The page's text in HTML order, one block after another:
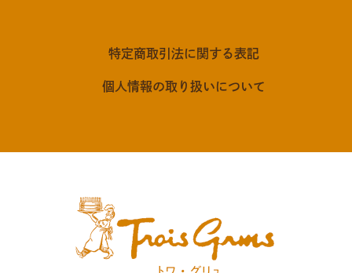
特定商取引法に関する表記
個人情報の取り扱いについて